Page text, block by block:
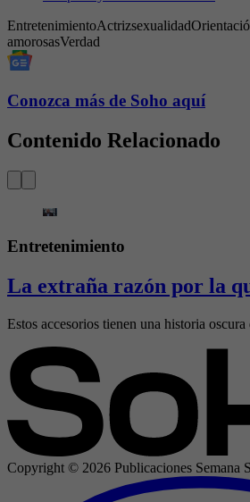
EntretenimientoActrizsexualidad
amorosasVerdad
Conozca más de Soho aquí
Contenido Relacionado
Entretenimiento
La extraña razón por la
Estos accesorios tienen una historia
Copyright © 2026 Publicaciones Semana